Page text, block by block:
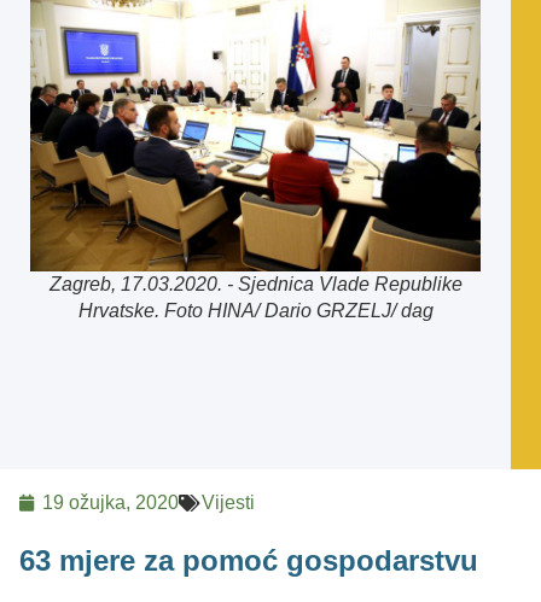
Zagreb, 17.03.2020. - Sjednica Vlade Republike
Hrvatske. Foto HINA/ Dario GRZELJ/ dag
19 ožujka, 2020 Vijesti
63 mjere za pomoć gospodarstvu